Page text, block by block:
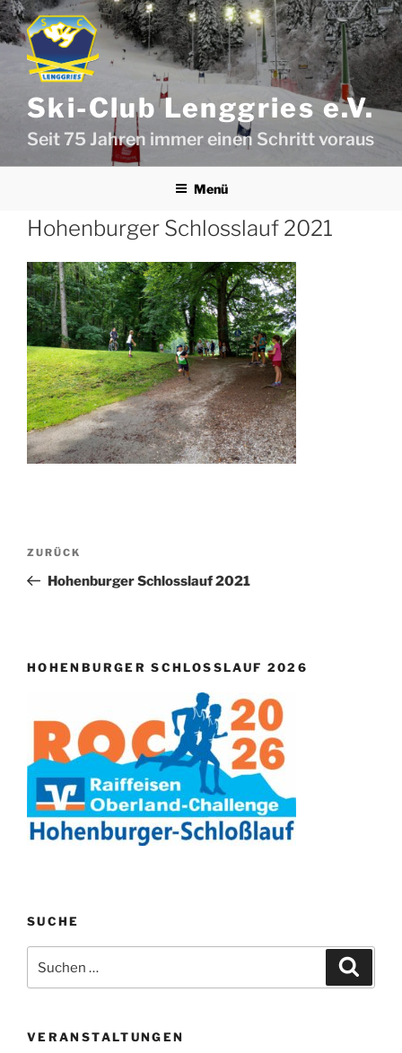
Zum
Inhalt
springen
Ski-Club Lenggries e.V.
Seit 75 Jahren immer einen Schritt voraus
Menü
Hohenburger Schlosslauf 2021
Beitragsnavigation
Vorheriger
Beitrag
ZURÜCK
Hohenburger Schlosslauf 2021
HOHENBURGER SCHLOSSLAUF 2026
SUCHE
nach:
VERANSTALTUNGEN